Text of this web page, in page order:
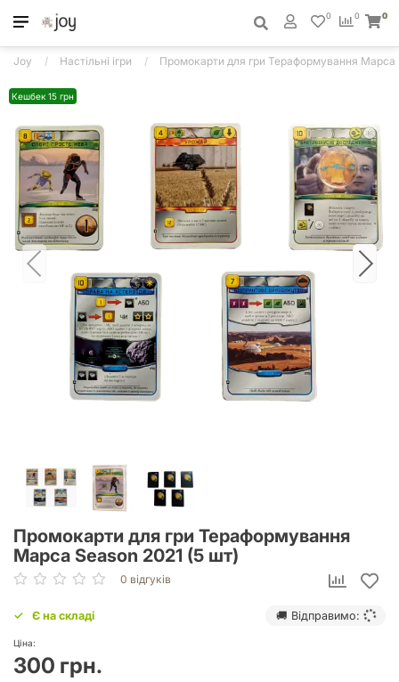
0
0 0
Joy Настільні ігри Промокарти для гри Тераформування Марса
Кешбек 15 грн
Промокарти для гри Тераформування
Марса Season 2021 (5 шт)
0 відгуків
Є на складі 🚚 Відправимо:
Ціна:
300 грн.